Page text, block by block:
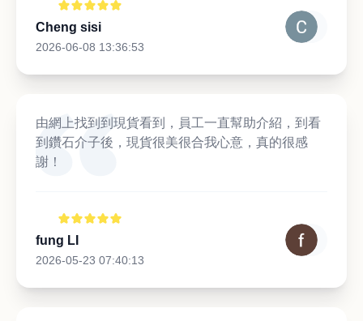
Cheng sisi
2026-06-08 13:36:53
由網上找到到現貨看到，員工一直幫助介紹，到看
到鑽石介子後，現貨很美很合我心意，真的很感
謝！
fung LI
2026-05-23 07:40:13